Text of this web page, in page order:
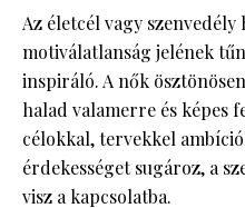
Az életcél vagy
motiválatlanság jelének
inspiráló. A nők
halad valamerre és képes
célokkal, tervekkel
érdekességet sugároz, a
visz a kapcsolatba.